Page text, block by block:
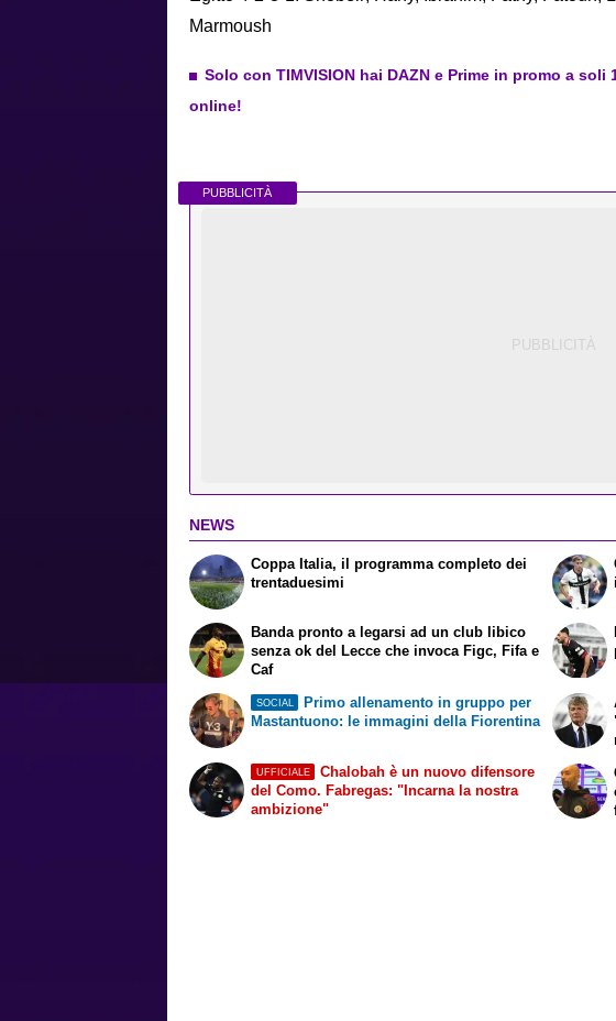
Marmoush
Solo con TIMVISION hai DAZN e Prime in promo a
online!
PUBBLICITÀ
NEWS
Coppa Italia, il programma completo dei
trentaduesimi
Banda pronto a legarsi ad un club libico
senza ok del Lecce che invoca Figc, Fifa e
Caf
SOCIAL
Primo allenamento in gruppo per
Mastantuono: le immagini della Fiorentina
UFFICIALE
Chalobah è un nuovo difensore
del Como. Fabregas: "Incarna la nostra
ambizione"